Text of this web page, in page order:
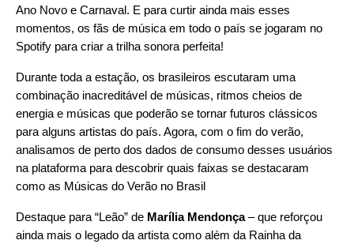
Ano Novo e Carnaval. E para curtir ainda mais esses
momentos, os fãs de música em todo o país se jogaram no
Spotify para criar a trilha sonora perfeita!
Durante toda a estação, os brasileiros escutaram uma
combinação inacreditável de músicas, ritmos cheios de
energia e músicas que poderão se tornar futuros clássicos
para alguns artistas do país. Agora, com o fim do verão,
analisamos de perto dos dados de consumo desses usuários
na plataforma para descobrir quais faixas se destacaram
como as Músicas do Verão no Brasil
Destaque para “Leão” de Marília Mendonça– que reforçou
ainda mais o legado da artista como além da Rainha da